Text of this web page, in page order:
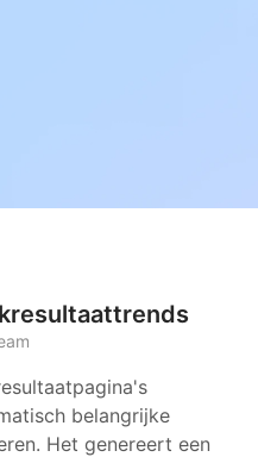
belangrijke
Het genereert een